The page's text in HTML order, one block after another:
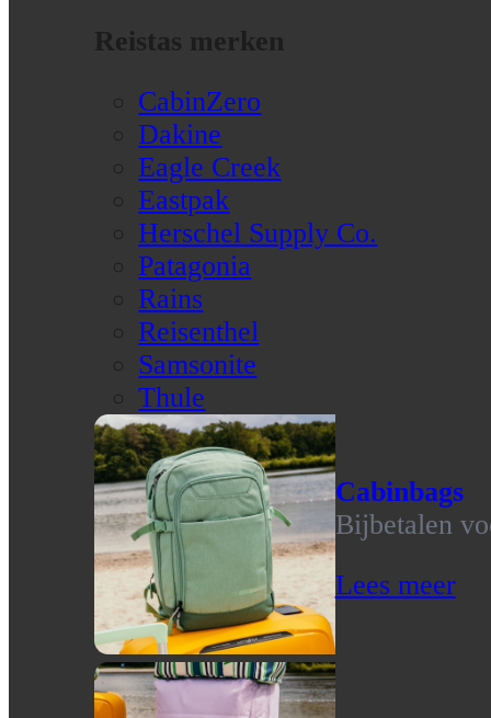
Reistas merken
CabinZero
Dakine
Eagle Creek
Eastpak
Herschel Supply Co.
Patagonia
Rains
Reisenthel
Samsonite
Thule
Cabinbags
Bijbetalen
Lees meer